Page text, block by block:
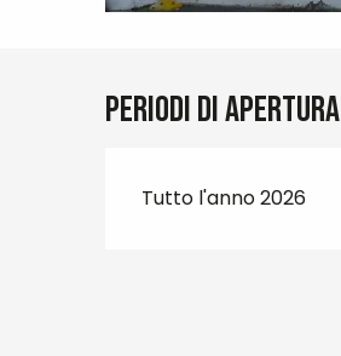
Periodi di apertura
Tutto l'anno 2026